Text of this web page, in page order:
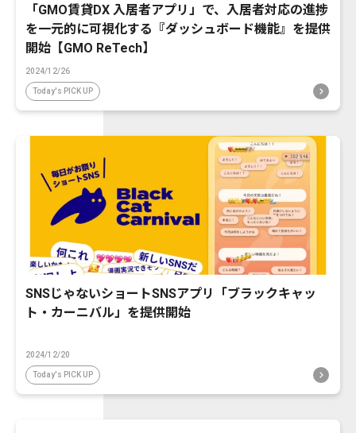
「GMO賃貸DX 入居者アプリ」で、入居者対応の進捗
を一元的に可視化する『ダッシュボード機能』を提供
開始【GMO ReTech】
2024/12/26
Today's PICK UP
SNSじゃないショートSNSアプリ「ブラックキャッ
ト・カーニバル」を提供開始
2024/12/20
Today's PICK UP